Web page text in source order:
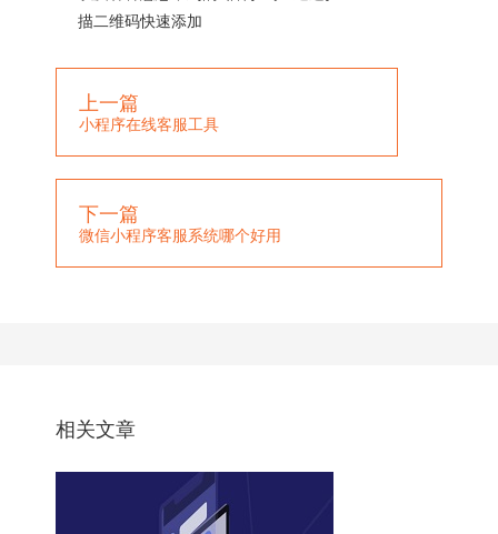
描二维码快速添加
上一篇
小程序在线客服工具
下一篇
微信小程序客服系统哪个好用
相关文章